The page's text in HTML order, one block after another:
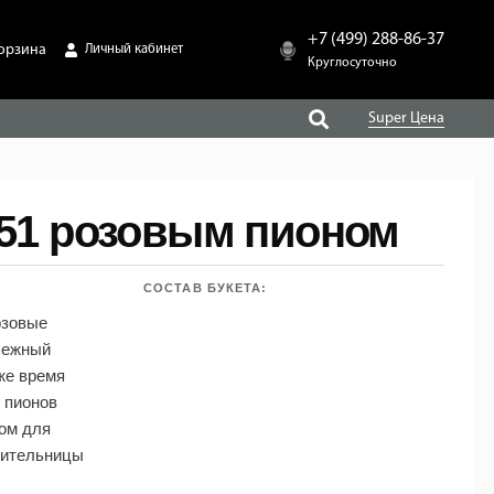
Личный кабинет
+7 (499) 288-86-37
Круглосуточно
Super Цена
розовым пионом
время
для
СОСТАВ БУКЕТА: